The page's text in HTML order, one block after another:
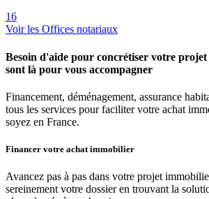
16
Voir les Offices notariaux
Besoin d'aide pour concrétiser votre
sont là pour vous accompagner
Financement, déménagement, assurance
tous les services pour faciliter votre achat
soyez en France.
Financer votre achat immobilier
Avancez pas à pas dans votre projet
sereinement votre dossier en trouvant la